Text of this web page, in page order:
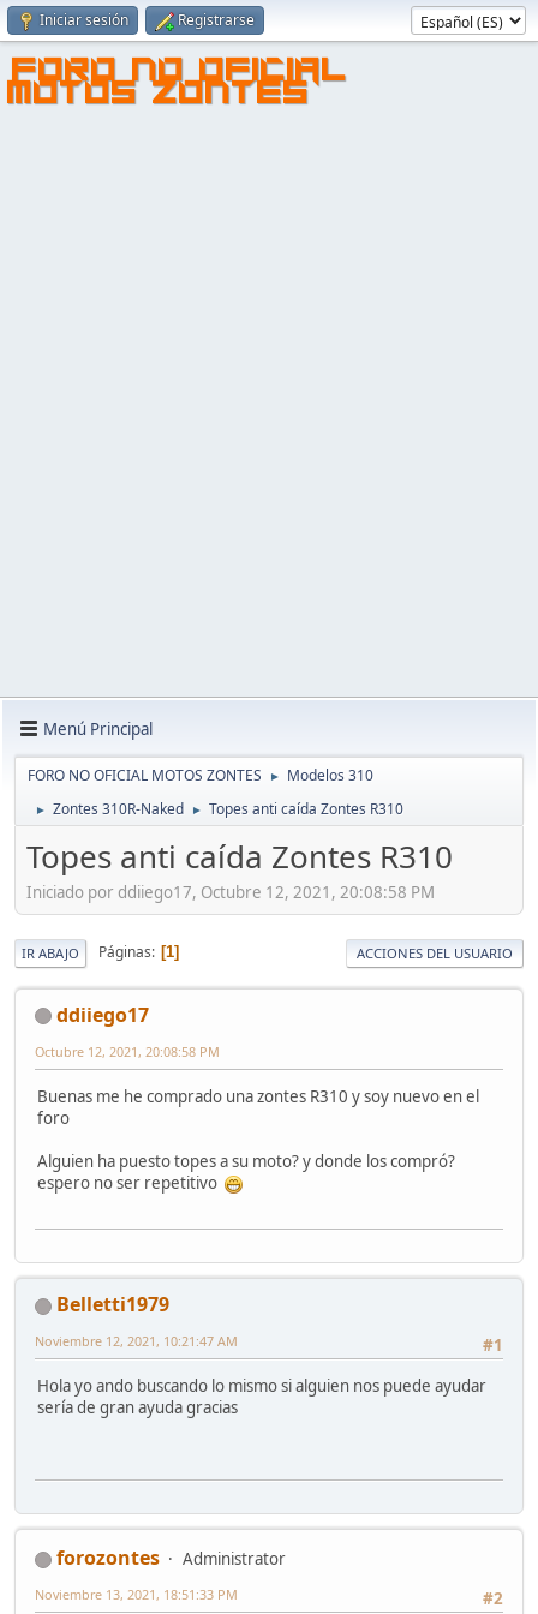
Iniciar sesión Registrarse
FORO NO OFICIAL
MOTOS ZONTES
Menú Principal
FORO NO OFICIAL MOTOS ZONTES ► Modelos 310
► Zontes 310R-Naked ► Topes anti caída Zontes R310
Topes anti caída Zontes R310
Iniciado por ddiiego17, Octubre 12, 2021, 20:08:58 PM
IR ABAJO Páginas 1 ACCIONES DEL USUARIO
ddiiego17
Octubre 12, 2021, 20:08:58 PM
Buenas me he comprado una zontes R310 y soy nuevo en el
foro
Alguien ha puesto topes a su moto? y donde los compró?
espero no ser repetitivo
Belletti1979
#1
Noviembre 12, 2021, 10:21:47 AM
Hola yo ando buscando lo mismo si alguien nos puede ayudar
sería de gran ayuda gracias
forozontes
Administrator
#2
Noviembre 13, 2021, 18:51:33 PM